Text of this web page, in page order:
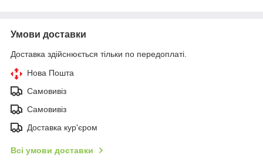
Умови доставки
Доставка здійснюється тільки по передоплаті.
Нова Пошта
Самовивіз
Самовивіз
Доставка кур'єром
Всі умови доставки